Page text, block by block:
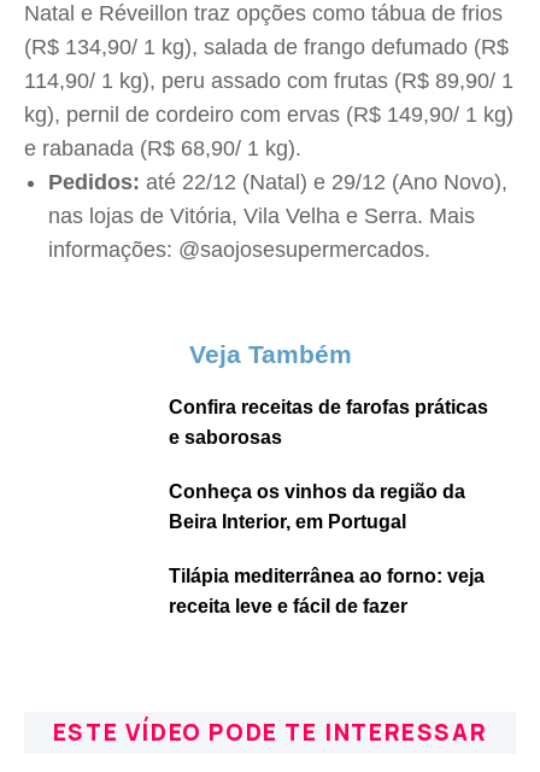
Natal e Réveillon traz opções como tábua de frios
(R$ 134,90/ 1 kg), salada de frango defumado (R$
114,90/ 1 kg), peru assado com frutas (R$ 89,90/ 1
kg), pernil de cordeiro com ervas (R$ 149,90/ 1 kg)
e rabanada (R$ 68,90/ 1 kg).
Pedidos: até 22/12 (Natal) e 29/12 (Ano Novo),
nas lojas de Vitória, Vila Velha e Serra. Mais
informações: @saojosesupermercados.
Veja Também
Confira receitas de farofas práticas
e saborosas
Conheça os vinhos da região da
Beira Interior, em Portugal
Tilápia mediterrânea ao forno: veja
receita leve e fácil de fazer
ESTE VÍDEO PODE TE INTERESSAR